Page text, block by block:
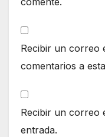
Recibir un correo
comentarios a
Recibir un correo
entrada.